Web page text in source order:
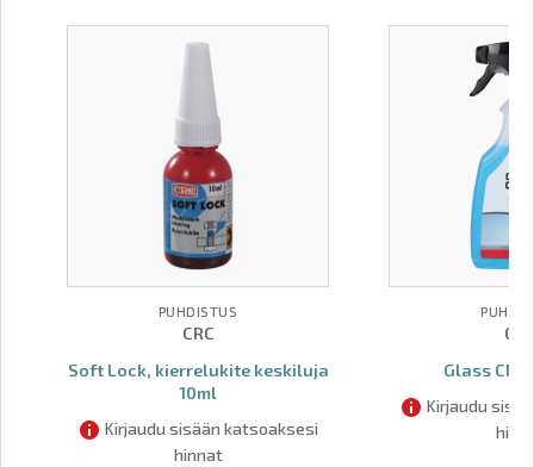
PUHDISTUS
CRC
Soft Lock, kierrelukite keskiluja
10ml
Kirjaudu sisään katsoaksesi
hinnat
Glass
Kirjaudu